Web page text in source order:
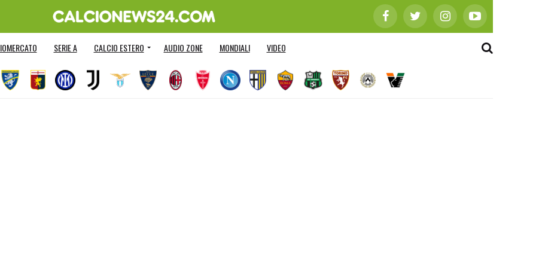
SERIE A CALCIO ESTERO AUDIO ZONE MONDIALI VIDEO